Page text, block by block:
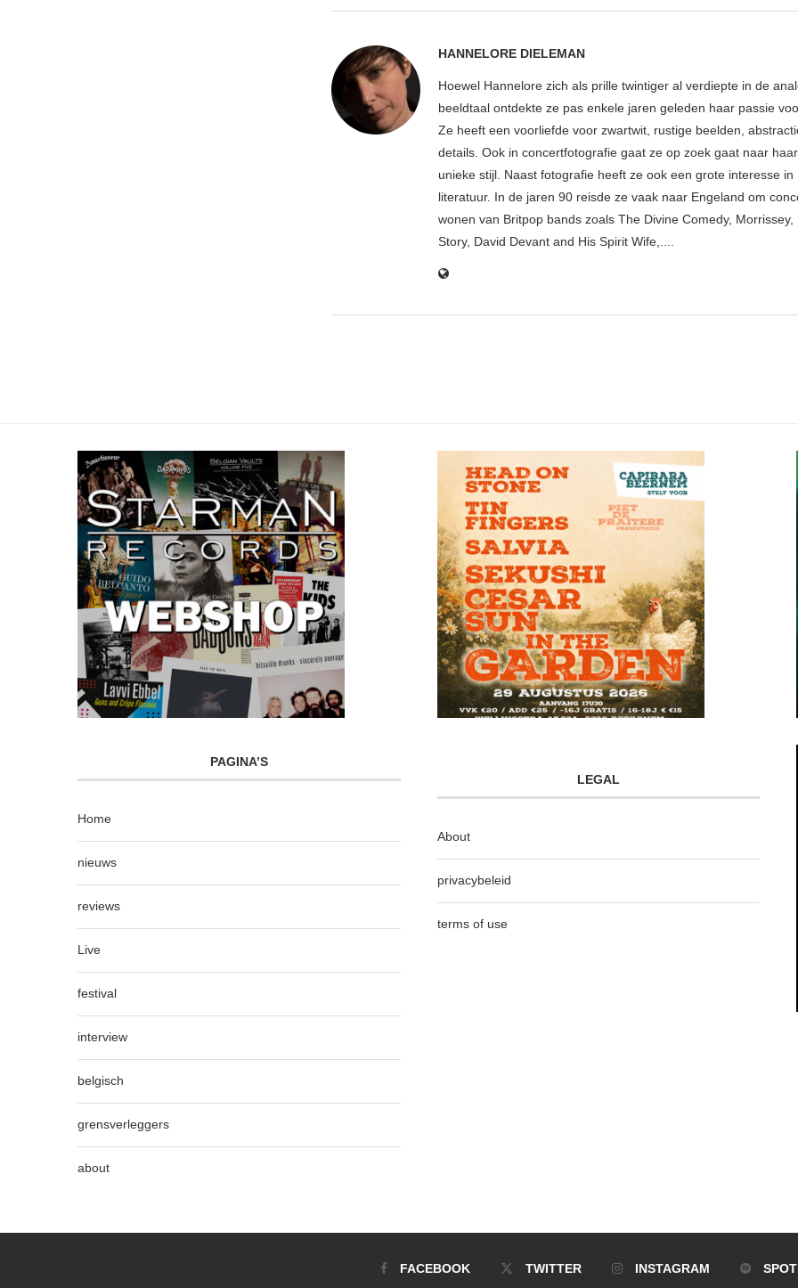
HANNELORE DIELEMAN
Hoewel Hannelore zich als prille twintiger al verdiepte in de
beeldtaal ontdekte ze pas enkele jaren geleden haar passie
Ze heeft een voorliefde voor zwartwit, rustige beelden,
details. Ook in concertfotografie gaat ze op zoek gaat naar
unieke stijl. Naast fotografie heeft ze ook een grote interesse in
literatuur. In de jaren 90 reisde ze vaak naar Engeland om
wonen van Britpop bands zoals The Divine Comedy, Morrissey,
Story, David Devant and His Spirit Wife,....
PAGINA’S
Home
nieuws
reviews
Live
festival
interview
belgisch
grensverleggers
about
LEGAL
About
privacybeleid
terms of use
FACEBOOK TWITTER INSTAGRAM